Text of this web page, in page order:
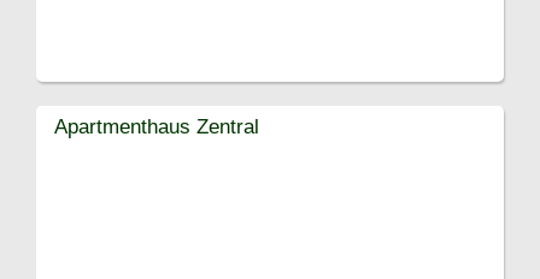
Apartmenthaus Zentral